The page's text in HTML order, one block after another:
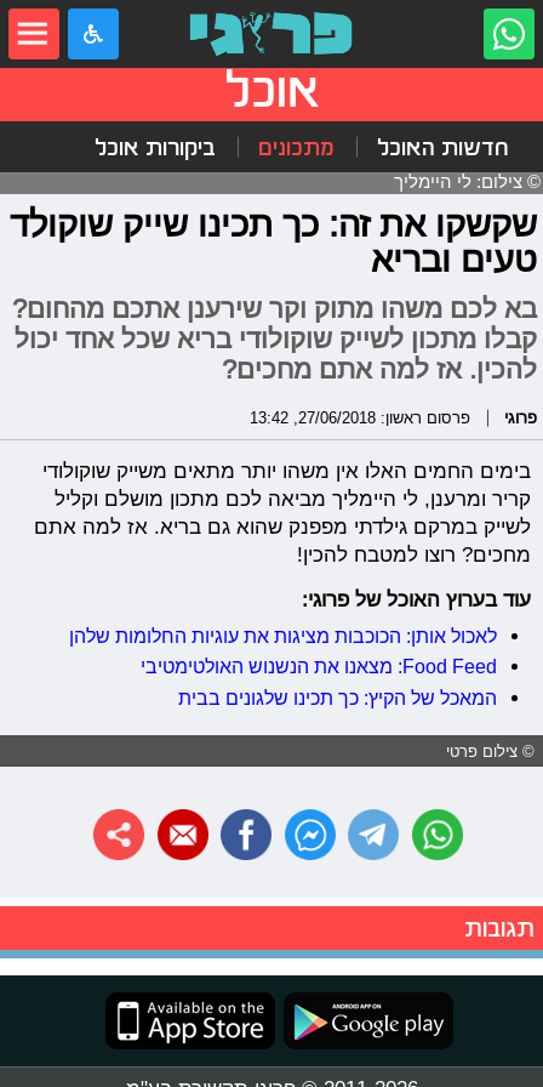
אוכל
חדשות האוכל מתכונים ביקורות אוכל
© צילום: לי היימליך
שקשקו את זה: כך תכינו שייק שוקולד
טעים ובריא
בא לכם משהו מתוק וקר שירענן אתכם מהחום?
קבלו מתכון לשייק שוקולודי בריא שכל אחד יכול
להכין. אז למה אתם מחכים?
פרוגי פרסום ראשון: 27/06/2018, 13:42
בימים החמים האלו אין משהו יותר מתאים משייק שוקולודי
קריר ומרענן, לי היימליך מביאה לכם מתכון מושלם וקליל
לשייק במרקם גילדתי מפפנק שהוא גם בריא. אז למה אתם
מחכים? רוצו למטבח להכין!
עוד בערוץ האוכל של פרוגי:
לאכול אותן: הכוכבות מציגות את עוגיות החלומות שלהן
Food Feed: מצאנו את הנשנוש האולטימטיבי
המאכל של הקיץ: כך תכינו שלגונים בבית
© צילום פרטי
תגובות